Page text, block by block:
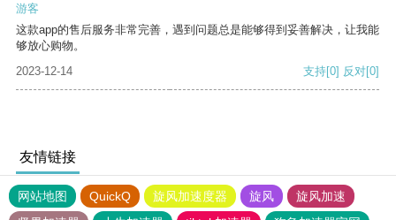
游客
这款app的售后服务非常完善，遇到问题总是能够得到妥善解决，让我能
够放心购物。
2023-12-14
支持[0] 反对[0]
友情链接
网站地图 QuickQ 旋风加速度器 旋风
旋风加速